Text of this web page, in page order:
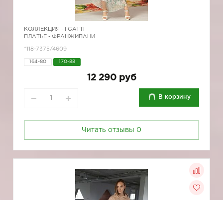
КОЛЛЕКЦИЯ -
I GATTI
ПЛАТЬЕ - ФРАНЖИПАНИ
*118-7375/4609
164-80 170-88
12 290 руб
В корзину
Читать отзывы 0